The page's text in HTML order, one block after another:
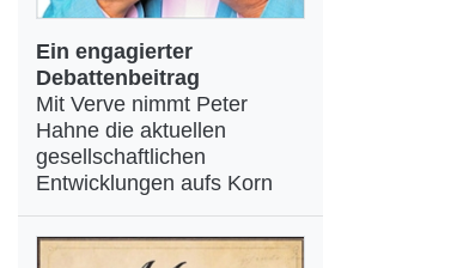
Ein engagierter
Debattenbeitrag
Mit Verve nimmt Peter
Hahne die aktuellen
gesellschaftlichen
Entwicklungen aufs Korn